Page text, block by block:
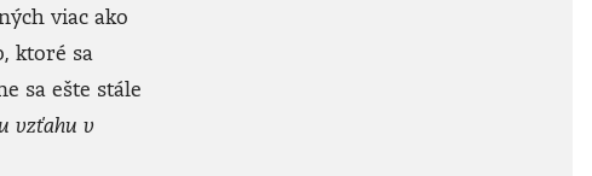
viac ako
ktoré sa
sa ešte stále
vzťahu v